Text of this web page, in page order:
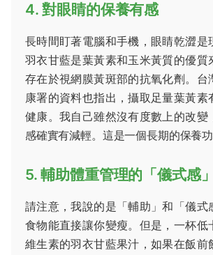
4. 對眼睛的保養有感
長時間盯著電腦和手機，眼睛乾澀是
羽衣甘藍是葉黃素和玉米黃質的優質
存在於視網膜黃斑部的抗氧化劑。台
康署的資料也指出，攝取足量葉黃素
健康。我自己雖然沒有度數上的改變
感確實有減輕。這是一個長期的保養功
5. 輔助體重管理的「儀式感」
請注意，我說的是「輔助」和「儀式
食物能直接讓你變瘦。但是，一杯低
維生素的羽衣甘藍果汁，如果在飯前